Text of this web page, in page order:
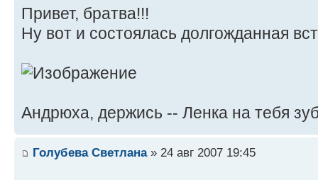
Привет, братва!!!
Ну вот и состоялась долгожданная
Андрюха, держись -- Ленка на тебя
Голубева Светлана» 24 авг 2007 19:45